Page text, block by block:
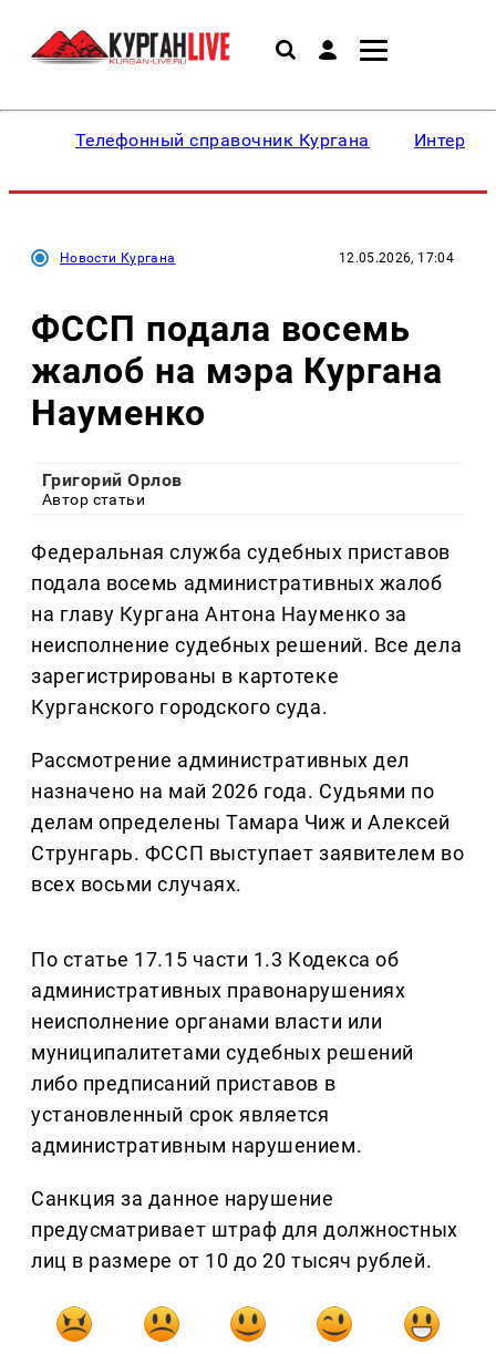
Телефонный справочник Кургана
Новости Кургана 12.05.2026, 17:04
ФССП подала восемь
жалоб на мэра Кургана
Науменко
Григорий Орлов
Автор статьи
Федеральная служба судебных приставов
подала восемь административных жалоб
на главу Кургана Антона Науменко за
неисполнение судебных решений. Все дела
зарегистрированы в картотеке
Курганского городского суда.
Рассмотрение административных дел
назначено на май 2026 года. Судьями по
делам определены Тамара Чиж и Алексей
Струнгарь. ФССП выступает заявителем во
всех восьми случаях.
По статье 17.15 части 1.3 Кодекса об
административных правонарушениях
неисполнение органами власти или
муниципалитетами судебных решений
либо предписаний приставов в
установленный срок является
административным нарушением.
Санкция за данное нарушение
предусматривает штраф для должностных
лиц в размере от 10 до 20 тысяч рублей.